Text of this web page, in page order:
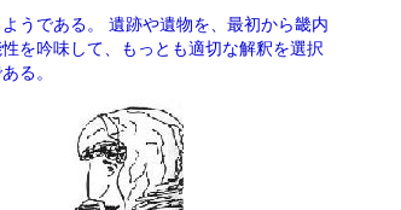
うである。 遺跡や遺物を、最初から畿内
を吟味して、もっとも適切な解釈を選択
る。